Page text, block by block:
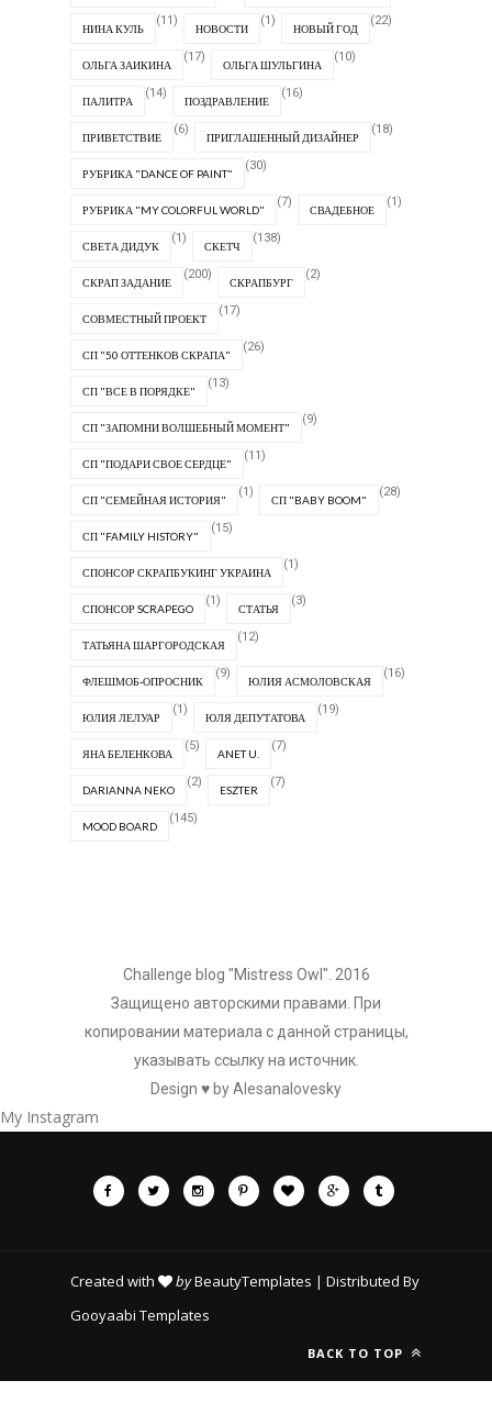
НИНА КУЛЬ
(11)
НОВОСТИ
(1)
НОВЫЙ ГОД
(22)
ОЛЬГА ЗАИКИНА
(17)
ОЛЬГА ШУЛЬГИНА
(10)
ПАЛИТРА
(14)
ПОЗДРАВЛЕНИЕ
(16)
ПРИВЕТСТВИЕ
(6)
ПРИГЛАШЕННЫЙ ДИЗАЙНЕР
(18)
РУБРИКА "DANCE OF PAINT"
(30)
РУБРИКА "MY COLORFUL WORLD"
(7)
СВАДЕБНОЕ
(1)
СВЕТА ДИДУК
(1)
СКЕТЧ
(138)
СКРАП ЗАДАНИЕ
(200)
СКРАПБУРГ
(2)
СОВМЕСТНЫЙ ПРОЕКТ
(17)
СП "50 ОТТЕНКОВ СКРАПА"
(26)
СП "ВСЕ В ПОРЯДКЕ"
(13)
СП "ЗАПОМНИ ВОЛШЕБНЫЙ МОМЕНТ"
(9)
СП "ПОДАРИ СВОЕ СЕРДЦЕ"
(11)
СП "СЕМЕЙНАЯ ИСТОРИЯ"
(1)
СП "BABY BOOM"
(28)
СП "FAMILY HISTORY"
(15)
СПОНСОР СКРАПБУКИНГ УКРАИНА
(1)
СПОНСОР SCRAPEGO
(1)
СТАТЬЯ
(3)
ТАТЬЯНА ШАРГОРОДСКАЯ
(12)
ФЛЕШМОБ-ОПРОСНИК
(9)
ЮЛИЯ АСМОЛОВСКАЯ
(16)
ЮЛИЯ ЛЕЛУАР
(1)
ЮЛЯ ДЕПУТАТОВА
(19)
ЯНА БЕЛЕНКОВА
(5)
ANET U.
(7)
DARIANNA NEKO
(2)
ESZTER
(7)
MOOD BOARD
(145)
Challenge blog "Mistress Owl". 2016
Защищено авторскими правами. При
копировании материала с данной страницы,
указывать ссылку на источник.
Design ♥ byAlesanalovesky
My Instagram
Created with byBeautyTemplates | Distributed By
Gooyaabi Templates
BACK TO TOP